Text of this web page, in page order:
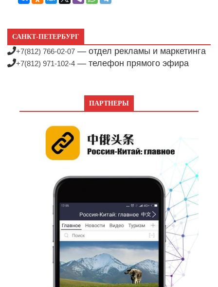
САНКТ-ПЕТЕРБУРГ
+7(812) 766-02-07 — отдел рекламы и маркетинга
+7(812) 971-102-4 — телефон прямого эфира
ПАРТНЕРЫ